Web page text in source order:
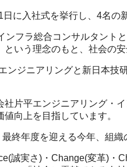
に入社式を挙行し、4名の
ンフラ総合コンサルタント
いう理念のもと、社会の
ンジニアリングと新日本技
社片平エンジニアリング・
向上を目指しています。
終年度を迎える今年、組
誠実さ)・Change(変革)・